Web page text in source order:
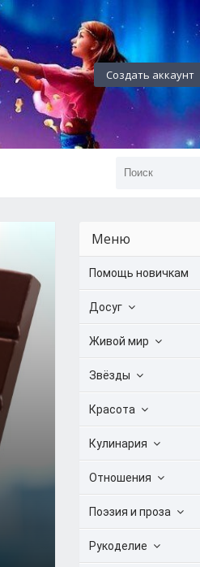
Создать аккаунт
Меню
Помощь новичкам
Досуг
Живой мир
Звёзды
Красота
Кулинария
Отношения
Поэзия и проза
Рукоделие